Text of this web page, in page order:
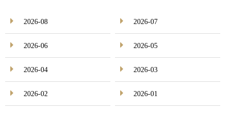
2026-08 2026-07
2026-06 2026-05
2026-04 2026-03
2026-02 2026-01